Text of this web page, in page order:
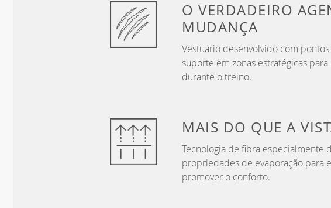
O VERDADEIRO
MUDANÇA
Vestuário desenvolvido com
suporte em zonas estratégicas
durante o treino.
MAIS DO QUE A
Tecnologia de fibra especialmente
propriedades de evaporação para
promover o conforto.